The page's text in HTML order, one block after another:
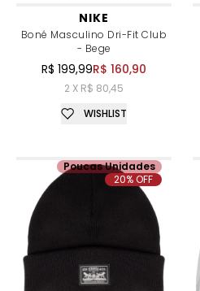
NIKE
Boné Masculino Dri-Fit Club
- Bege
R$ 199,99R$ 160,90
2 X R$ 80,45
WISHLIST
Poucas Unidades
20% OFF